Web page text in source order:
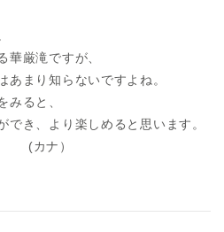
厳滝ですが、
あまり知らないですよね。
みると、
でき、より楽しめると思います。
カナ）